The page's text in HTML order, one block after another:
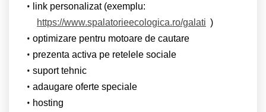
link personalizat (exemplu:
https://www.spalatorieecologica.ro/galati )
optimizare pentru motoare de cautare
prezenta activa pe retelele sociale
suport tehnic
adaugare oferte speciale
hosting